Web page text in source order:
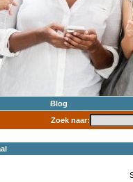
Blog
Zoek naar: